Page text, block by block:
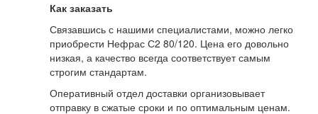
Как заказать
Связавшись с нашими специалистами, можно легко
приобрести Нефрас С2 80/120. Цена его довольно
низкая, а качество всегда соответствует самым
строгим стандартам.
Оперативный отдел доставки организовывает
отправку в сжатые сроки и по оптимальным ценам.